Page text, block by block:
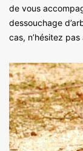
de vous
dessouchage
cas, n’hésitez